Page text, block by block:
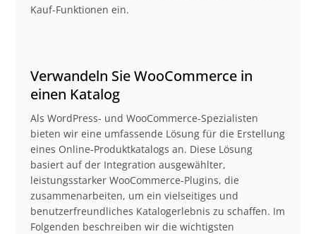
Kauf-Funktionen ein.
Verwandeln Sie WooCommerce in
einen Katalog
Als WordPress- und WooCommerce-Spezialisten
bieten wir eine umfassende Lösung für die Erstellung
eines Online-Produktkatalogs an. Diese Lösung
basiert auf der Integration ausgewählter,
leistungsstarker WooCommerce-Plugins, die
zusammenarbeiten, um ein vielseitiges und
benutzerfreundliches Katalogerlebnis zu schaffen. Im
Folgenden beschreiben wir die wichtigsten